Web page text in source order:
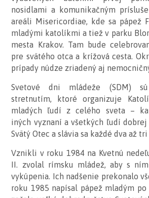
nosidlami a komunikačným
areáli Misericordiae, kde sa pápež
mladými katolíkmi a tiež v parku
mesta Krakov. Tam bude
pre svätého otca a krížová cesta.
prípady núdze zriadený aj
Svetové dni mládeže (SDM) sú
stretnutím, ktoré organizuje
mladých ľudí z celého sveta –
iných vyznaní a všetkých ľudí dobrej
Svätý Otec a slávia sa každé dva až tri
Vznikli v roku 1984 na Kvetnú
II. zvolal rímsku mládež, aby s
vykúpenia. Ich nadšenie prekonalo
roku 1985 napísal pápež mladým